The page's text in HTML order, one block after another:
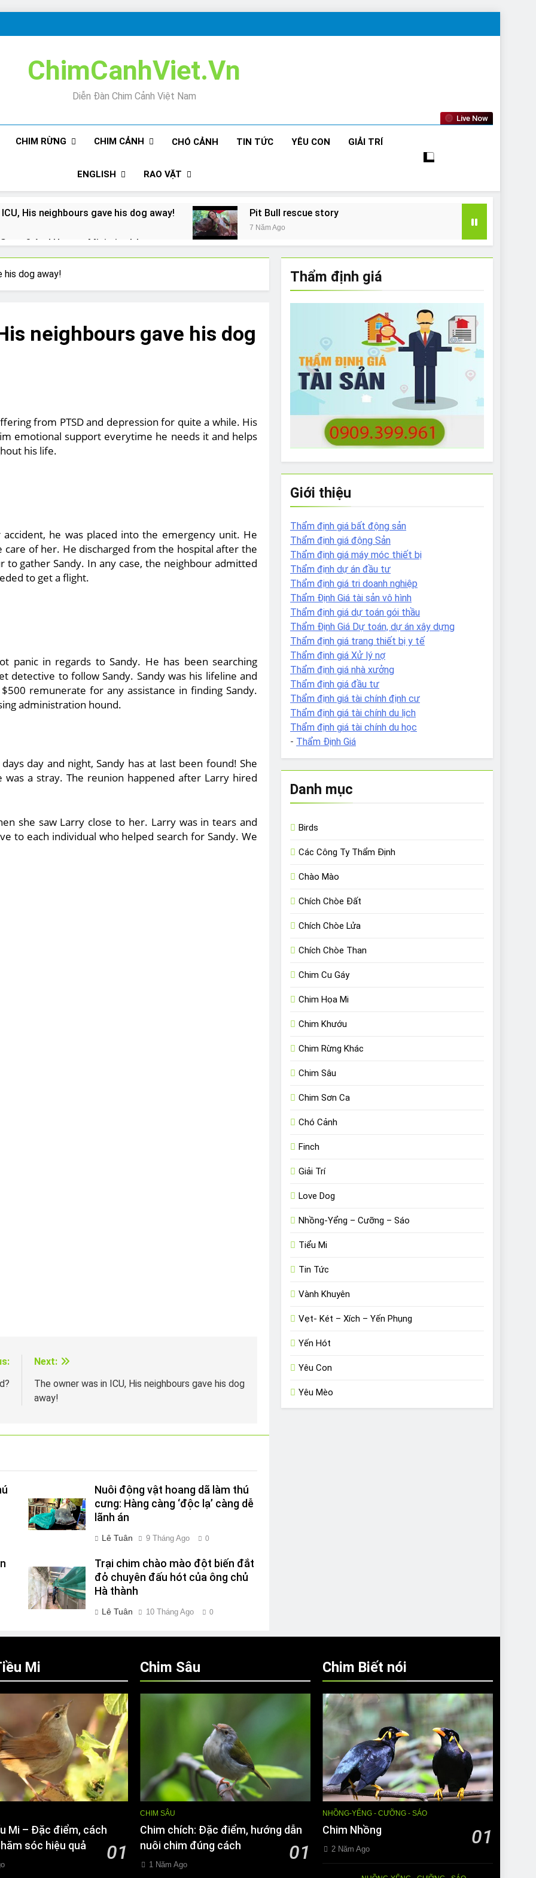
ChimCanhViet.Vn
Diễn Đàn Chim Cảnh Việt Nam
Live Now
CHIM RỪNG CHIM CẢNH CHÓ CẢNH TIN TỨC YÊU CON GIẢI TRÍ
ENGLISH RAO VẶT
His neighbours gave his dog away! Pit Bull rescue story
7 Năm Ago
And How to Minimize It!
Not as much as you think and here’s why!
The Ultimate Guide to What Bulldogs Can (and can’t) Eat
Problem and How to Treat It Can Bulldogs Run Long Distances?
How Often Do I Need to Groom My Bulldog
his dog away!
neighbours gave his dog
from PTSD and depression for quite a while. His
emotional support everytime he needs it and helps
his life.
he was placed into the emergency unit. He
care of her. He discharged from the hospital after the
gather Sandy. In any case, the neighbour admitted
to get a flight.
panic in regards to Sandy. He has been searching
detective to follow Sandy. Sandy was his lifeline and
remunerate for any assistance in finding Sandy.
administration hound.
day and night, Sandy has at last been found! She
a stray. The reunion happened after Larry hired
she saw Larry close to her. Larry was in tears and
to each individual who helped search for Sandy. We
Next:
The owner was in ICU, His neighbours gave his dog
away!
Nuôi động vật hoang dã làm thú
cưng: Hàng càng ‘độc lạ’ càng dễ
lãnh án
Lê Tuân 9 Tháng Ago 0
Trại chim chào mào đột biến đắt
đỏ chuyên đấu hót của ông chủ
Hà thành
Lê Tuân 10 Tháng Ago 0
Thẩm định giá
Giới thiệu
Thẩm định giá bất động sản
Thẩm định giá động Sản
Thẩm định giá máy móc thiết bị
Thẩm định dự án đầu tư
Thẩm định giá tri doanh nghiệp
Thẩm Định Giá tài sản vô hình
Thẩm định giá dự toán gói thầu
Thẩm Định Giá Dự toán, dự án xây dựng
Thẩm định giá trang thiết bị y tế
Thẩm định giá Xử lý nợ
Thẩm định giá nhà xưởng
Thẩm định giá đầu tư
Thẩm định giá tài chính định cư
Thẩm định giá tài chính du lịch
Thẩm định giá tài chính du học
- Thẩm Định Giá
Danh mục
Birds
Các Công Ty Thẩm Định
Chào Mào
Chích Chòe Đất
Chích Chòe Lửa
Chích Chòe Than
Chim Cu Gáy
Chim Họa Mi
Chim Khướu
Chim Rừng Khác
Chim Sâu
Chim Sơn Ca
Chó Cảnh
Finch
Giải Trí
Love Dog
Nhồng-Yểng – Cưỡng – Sáo
Tiểu Mi
Tin Tức
Vành Khuyên
Vẹt- Két – Xích – Yến Phụng
Yến Hót
Yêu Con
Yêu Mèo
Mi
Mi – Đặc điểm, cách
sóc hiệu quả
01
Chim Sâu
CHIM SÂU
Chim chích: Đặc điểm, hướng dẫn
nuôi chim đúng cách
01
1 Năm Ago
Chim Biết nói
NHỒNG-YỂNG - CƯỠNG - SÁO
Chim Nhồng 01
2 Năm Ago